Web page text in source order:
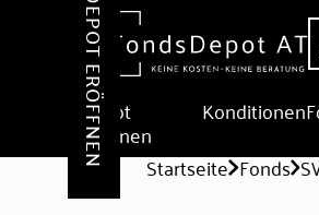
Depot
eröffnen
Konditionen
DEPOT ERÖFFNEN Startseite Fonds